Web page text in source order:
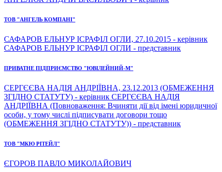
ТОВ "АНГЕЛЬ КОМПАНІ"
САФАРОВ ЕЛЬНУР ІСРАФІЛ ОГЛИ, 27.10.2015 - керівник
САФАРОВ ЕЛЬНУР ІСРАФІЛ ОГЛИ - представник
ПРИВАТНЕ ПІДПРИЄМСТВО "ЮВІЛЕЙНИЙ-М"
СЕРГЄЄВА НАДІЯ АНДРІЇВНА, 23.12.2013 (ОБМЕЖЕННЯ
ЗГІДНО СТАТУТУ) - керівник СЕРГЄЄВА НАДІЯ
АНДРІЇВНА (Повноваження: Вчиняти дії від імені юридичної
особи, у тому числі підписувати договори тощо
(ОБМЕЖЕННЯ ЗГІДНО СТАТУТУ)) - представник
ТОВ "МКЮ РІТЕЙЛ"
ЄГОРОВ ПАВЛО МИКОЛАЙОВИЧ